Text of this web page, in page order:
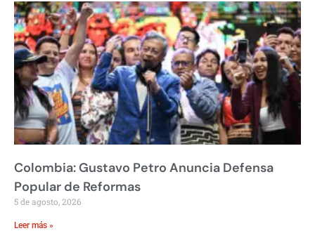
Colombia: Gustavo Petro Anuncia Defensa
Popular de Reformas
5 de agosto, 2026
Leer más »